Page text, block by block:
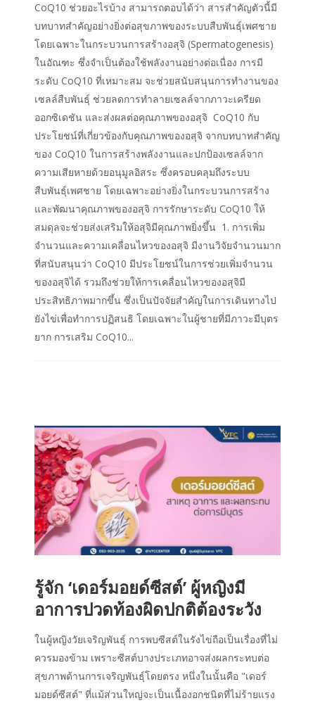
CoQ10 ช่วยอะไรบ้าง สามารถตอบได้ว่า สารสำคัญตัวนี้มี
บทบาทสำคัญอย่างยิ่งต่อสุขภาพของระบบสืบพันธุ์เพศชาย
โดยเฉพาะในกระบวนการสร้างอสุจิ (Spermatogenesis)
ในอัณฑะ ซึ่งจำเป็นต้องใช้พลังงานอย่างต่อเนื่อง การมี
ระดับ CoQ10 ที่เหมาะสม จะช่วยสนับสนุนการทำงานของ
เซลล์สืบพันธุ์ ช่วยลดการทำลายเซลล์จากภาวะเครียด
ออกซิเดชัน และส่งผลต่อคุณภาพของอสุจิ CoQ10 กับ
ประโยชน์ที่เกี่ยวข้องกับคุณภาพของอสุจิ จากบทบาทสำคัญ
ของ CoQ10 ในการสร้างพลังงานและปกป้องเซลล์จาก
ความเสียหายด้วยอนุมูลอิสระ ซึ่งครอบคลุมถึงระบบ
สืบพันธุ์เพศชาย โดยเฉพาะอย่างยิ่งในกระบวนการสร้าง
และพัฒนาคุณภาพของอสุจิ การรักษาระดับ CoQ10 ให้
สมดุลจะช่วยส่งเสริมให้อสุจิมีคุณภาพยิ่งขึ้น 1. การเพิ่ม
จำนวนและความเคลื่อนไหวของอสุจิ มีงานวิจัยจำนวนมาก
ที่สนับสนุนว่า CoQ10 มีประโยชน์ในการช่วยเพิ่มจำนวน
ของอสุจิได้ รวมถึงช่วยให้การเคลื่อนไหวของอสุจิมี
ประสิทธิภาพมากขึ้น ซึ่งเป็นปัจจัยสำคัญในการเดินทางไป
ยังไข่เพื่อทำการปฏิสนธิ โดยเฉพาะในผู้ชายที่มีภาวะมีบุตร
ยาก การเสริม CoQ10...
รู้จัก ‘เดอร์มอยด์ซีสต์’ ผู้หญิงมี
อาการปวดท้องผิดปกติต้องระวัง
ในผู้หญิงวัยเจริญพันธุ์ การพบซีสต์ในรังไข่ถือเป็นเรื่องที่ไม่
ควรมองข้าม เพราะซีสต์บางประเภทอาจส่งผลกระทบต่อ
สุขภาพด้านการเจริญพันธุ์โดยตรง หนึ่งในนั้นคือ "เดอร์
มอยด์ซีสต์" ที่แม้ส่วนใหญ่จะเป็นเนื้องอกชนิดที่ไม่ร้ายแรง